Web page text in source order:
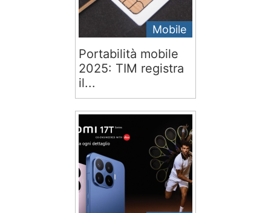
Mobile
Portabilità mobile
2025: TIM registra
il...